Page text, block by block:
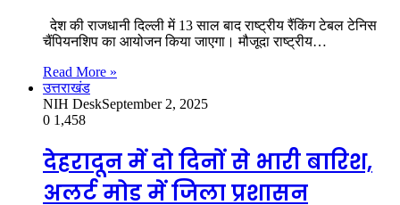
देश की राजधानी दिल्ली में 13 साल बाद राष्ट्रीय रैंकिंग टेबल टेनिस
चैंपियनशिप का आयोजन किया जाएगा। मौजूदा राष्ट्रीय…
Read More »
उत्तराखंड
NIH DeskSeptember 2, 2025
0 1,458
देहरादून में दो दिनों से भारी बारिश,
अलर्ट मोड में जिला प्रशासन